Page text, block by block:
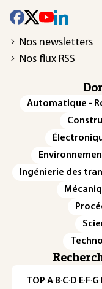
Nos newsletters
Nos flux RSS
Automatique -
Ingénierie des
TOP·A·B·C· D· E· F·G·